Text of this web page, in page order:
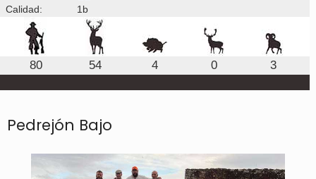
Calidad:
1b
80 54 4 0 3
Pedrejón Bajo